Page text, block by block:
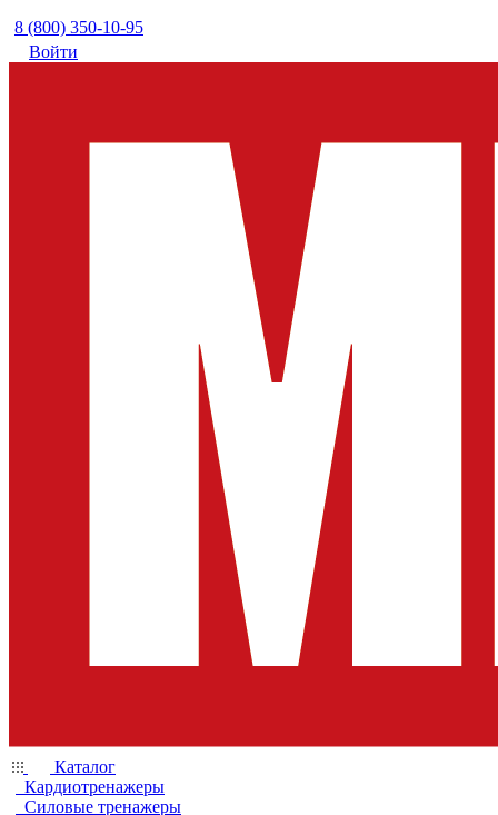
8 (800) 350-10-95
Войти
Каталог
Кардиотренажеры
Силовые тренажеры